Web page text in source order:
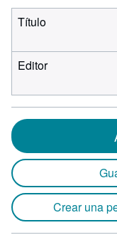
Título
Editor
Crear una